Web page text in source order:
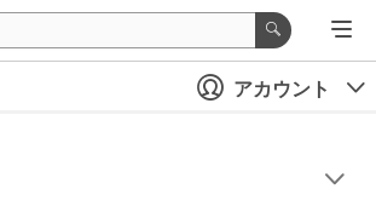
アカウント